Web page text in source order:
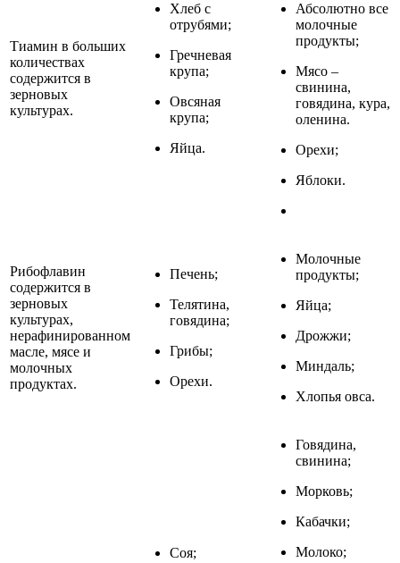
Тиамин в больших
количествах
содержится в
зерновых
культурах.
Хлеб с
отрубями;
Гречневая
крупа;
Овсяная
крупа;
Яйца.
Абсолютно все
молочные
продукты;
Мясо –
свинина,
говядина, кура,
оленина.
Орехи;
Яблоки.
Рибофлавин
содержится в
зерновых
культурах,
нерафинированном
масле, мясе и
молочных
продуктах.
Печень;
Телятина,
говядина;
Грибы;
Орехи.
Молочные
продукты;
Яйца;
Дрожжи;
Миндаль;
Хлопья овса.
Соя;
Говядина,
свинина;
Морковь;
Кабачки;
Молоко;